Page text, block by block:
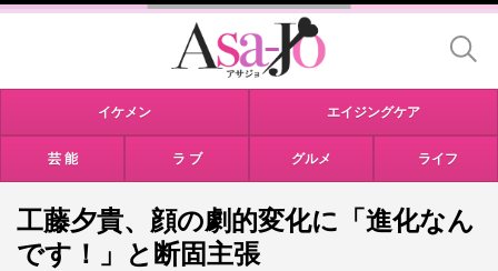
イケメン エイジングケア
芸 能 ラ ブ グルメ ライフ
工藤夕貴、顔の劇的変化に「進化なん
です！」と断固主張